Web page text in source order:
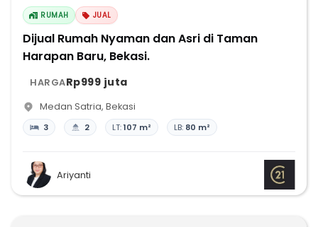
RUMAH JUAL
Dijual Rumah Nyaman dan Asri di Taman
Harapan Baru, Bekasi.
HARGARp999 juta
Medan Satria, Bekasi
3 2 LT:107 m² LB: 80 m²
Ariyanti